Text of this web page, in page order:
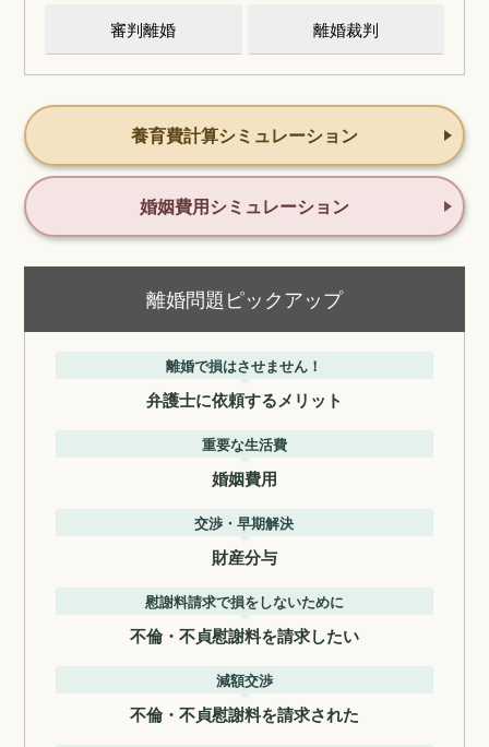
審判離婚 離婚裁判
養育費計算シミュレーション
婚姻費用シミュレーション
離婚問題ピックアップ
離婚で損はさせません！
弁護士に依頼するメリット
重要な生活費
婚姻費用
交渉・早期解決
財産分与
慰謝料請求で損をしないために
不倫・不貞慰謝料を請求したい
減額交渉
不倫・不貞慰謝料を請求された